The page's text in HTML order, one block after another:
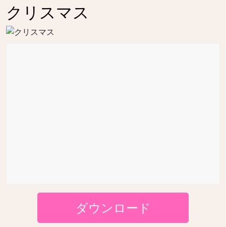
クリスマス
ダウンロード